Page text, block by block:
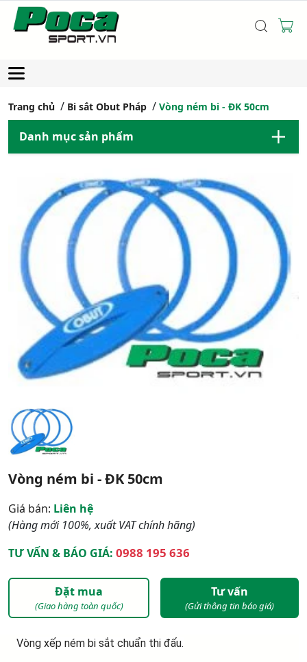
Trang chủ Bi sắt Obut Pháp Vòng ném bi - ĐK 50cm
Danh mục sản phẩm
Vòng ném bi - ĐK 50cm
Giá bán: Liên hệ
(Hàng mới 100%, xuất VAT chính hãng)
TƯ VẤN & BÁO GIÁ: 0988 195 636
Đặt mua
(Giao hàng toàn quốc)
Tư vấn
(Gửi thông tin báo giá)
Vòng xếp ném bi sắt chuẩn thi đấu.